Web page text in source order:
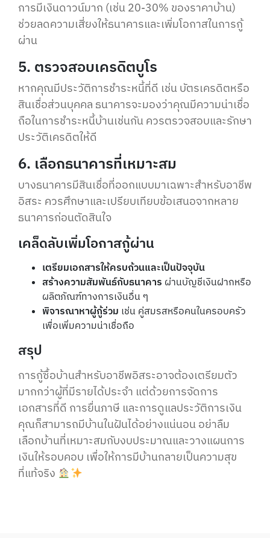
การมีเงินดาวน์มาก (เช่น 20-30% ของราคาบ้าน)
ช่วยลดความเสี่ยงให้ธนาคารและเพิ่มโอกาสในการกู้
ผ่าน
5. ตรวจสอบเครดิตบูโร
หากคุณมีประวัติการชำระหนี้ที่ดี เช่น บัตรเครดิตหรือ
สินเชื่อส่วนบุคคล ธนาคารจะมองว่าคุณมีความน่าเชื่อ
ถือในการชำระหนี้บ้านเช่นกัน ควรตรวจสอบและรักษา
ประวัติเครดิตให้ดี
6. เลือกธนาคารที่เหมาะสม
บางธนาคารมีสินเชื่อที่ออกแบบมาเฉพาะสำหรับอาชีพ
อิสระ ควรศึกษาและเปรียบเทียบข้อเสนอจากหลาย
ธนาคารก่อนตัดสินใจ
เคล็ดลับเพิ่มโอกาสกู้ผ่าน
เตรียมเอกสารให้ครบถ้วนและเป็นปัจจุบัน
สร้างความสัมพันธ์กับธนาคาร ผ่านบัญชีเงินฝากหรือ
ผลิตภัณฑ์ทางการเงินอื่น ๆ
พิจารณาหาผู้กู้ร่วม เช่น คู่สมรสหรือคนในครอบครัว
เพื่อเพิ่มความน่าเชื่อถือ
สรุป
การกู้ซื้อบ้านสำหรับอาชีพอิสระอาจต้องเตรียมตัว
มากกว่าผู้ที่มีรายได้ประจำ แต่ด้วยการจัดการ
เอกสารที่ดี การยื่นภาษี และการดูแลประวัติการเงิน
คุณก็สามารถมีบ้านในฝันได้อย่างแน่นอน อย่าลืม
เลือกบ้านที่เหมาะสมกับงบประมาณและวางแผนการ
เงินให้รอบคอบ เพื่อให้การมีบ้านกลายเป็นความสุข
ที่แท้จริง